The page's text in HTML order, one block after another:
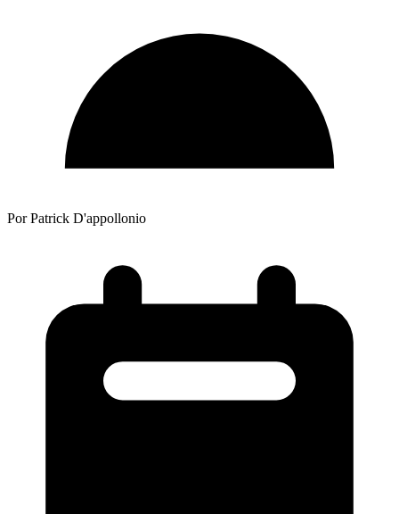
Por Patrick D'appollonio